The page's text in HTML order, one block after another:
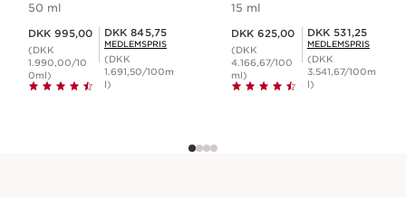
50 ml
DKK 995,00
(DKK
1.990,00/10
0ml)
Medlemspris DKK 845,75
DKK 845,75
MEDLEMSPRIS
(DKK
1.691,50/100m
l)
15 ml
DKK 625,00
(DKK
4.166,67/100
ml)
Medlemspris DKK 531,25
DKK 531,25
MEDLEMSPRIS
(DKK
3.541,67/100m
l)